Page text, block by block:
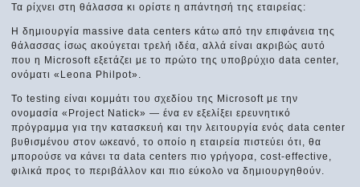
Τα ρίχνει στη θάλασσα κι ορίστε η απάντησή της εταιρείας:
Η δημιουργία massive data centers κάτω από την επιφάνεια της
θάλασσας ίσως ακούγεται τρελή ιδέα, αλλά είναι ακριβώς αυτό
που η Microsoft εξετάζει με το πρώτο της υποβρύχιο data center,
ονόματι «Leona Philpot».
Το testing είναι κομμάτι του σχεδίου της Microsoft με την
ονομασία «Project Natick» — ένα εν εξελίξει ερευνητικό
πρόγραμμα για την κατασκευή και την λειτουργία ενός data center
βυθισμένου στον ωκεανό, το οποίο η εταιρεία πιστεύει ότι, θα
μπορούσε να κάνει τα data centers πιο γρήγορα, cost-effective,
φιλικά προς το περιβάλλον και πιο εύκολο να δημιουργηθούν.